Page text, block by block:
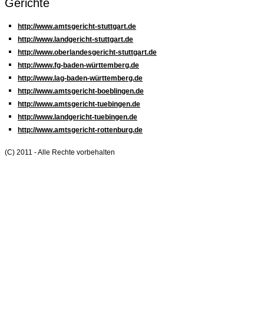
Gerichte
http://www.amtsgericht-stuttgart.de
http://www.landgericht-stuttgart.de
http://www.oberlandesgericht-stuttgart.de
http://www.fg-baden-württemberg.de
http://www.lag-baden-württemberg.de
http://www.amtsgericht-boeblingen.de
http://www.amtsgericht-tuebingen.de
http://www.landgericht-tuebingen.de
http://www.amtsgericht-rottenburg.de
(C) 2011 - Alle Rechte vorbehalten